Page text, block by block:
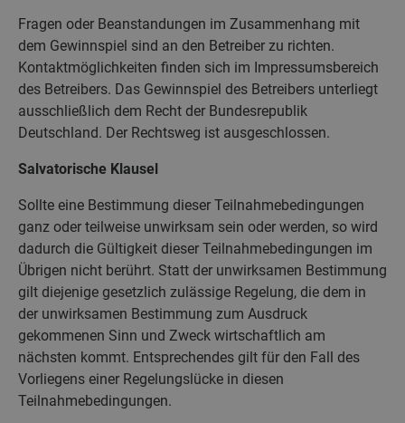
Fragen oder Beanstandungen im Zusammenhang mit
dem Gewinnspiel sind an den Betreiber zu richten.
Kontaktmöglichkeiten finden sich im Impressumsbereich
des Betreibers. Das Gewinnspiel des Betreibers unterliegt
ausschließlich dem Recht der Bundesrepublik
Deutschland. Der Rechtsweg ist ausgeschlossen.
Salvatorische Klausel
Sollte eine Bestimmung dieser Teilnahmebedingungen
ganz oder teilweise unwirksam sein oder werden, so wird
dadurch die Gültigkeit dieser Teilnahmebedingungen im
Übrigen nicht berührt. Statt der unwirksamen Bestimmung
gilt diejenige gesetzlich zulässige Regelung, die dem in
der unwirksamen Bestimmung zum Ausdruck
gekommenen Sinn und Zweck wirtschaftlich am
nächsten kommt. Entsprechendes gilt für den Fall des
Vorliegens einer Regelungslücke in diesen
Teilnahmebedingungen.